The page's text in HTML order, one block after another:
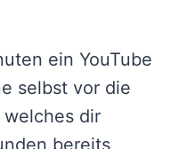
ein YouTube
selbst vor die
welches dir
bereits